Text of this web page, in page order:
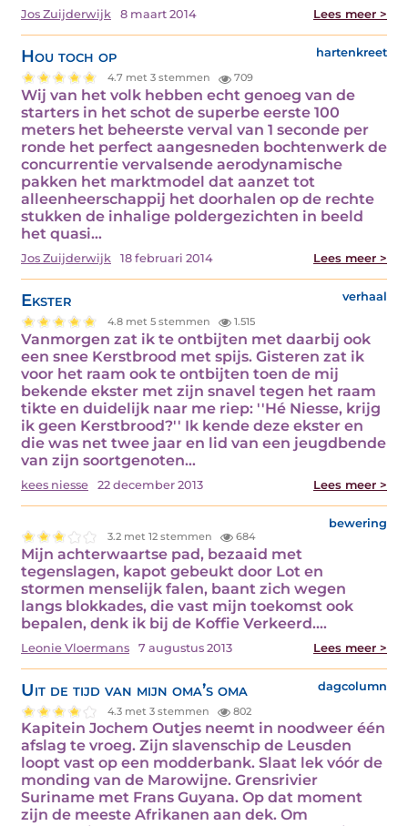
Jos Zuijderwijk 8 maart 2014 Lees meer >
Hou toch op hartenkreet
4.7 met 3 stemmen 709
Wij van het volk hebben echt genoeg van de
starters in het schot de superbe eerste 100
meters het beheerste verval van 1 seconde per
ronde het perfect aangesneden bochtenwerk de
concurrentie vervalsende aerodynamische
pakken het marktmodel dat aanzet tot
alleenheerschappij het doorhalen op de rechte
stukken de inhalige poldergezichten in beeld
het quasi…
Jos Zuijderwijk 18 februari 2014 Lees meer >
Ekster verhaal
4.8 met 5 stemmen 1.515
Vanmorgen zat ik te ontbijten met daarbij ook
een snee Kerstbrood met spijs. Gisteren zat ik
voor het raam ook te ontbijten toen de mij
bekende ekster met zijn snavel tegen het raam
tikte en duidelijk naar me riep: ''Hé Niesse, krijg
ik geen Kerstbrood?'' Ik kende deze ekster en
die was net twee jaar en lid van een jeugdbende
van zijn soortgenoten…
kees niesse 22 december 2013 Lees meer >
bewering
3.2 met 12 stemmen 684
Mijn achterwaartse pad, bezaaid met
tegenslagen, kapot gebeukt door Lot en
stormen menselijk falen, baant zich wegen
langs blokkades, die vast mijn toekomst ook
bepalen, denk ik bij de Koffie Verkeerd.…
Leonie Vloermans 7 augustus 2013 Lees meer >
Uit de tijd van mijn oma’s oma dagcolumn
4.3 met 3 stemmen 802
Kapitein Jochem Outjes neemt in noodweer één
afslag te vroeg. Zijn slavenschip de Leusden
loopt vast op een modderbank. Slaat lek vóór de
monding van de Marowijne. Grensrivier
Suriname met Frans Guyana. Op dat moment
zijn de meeste Afrikanen aan dek. Om